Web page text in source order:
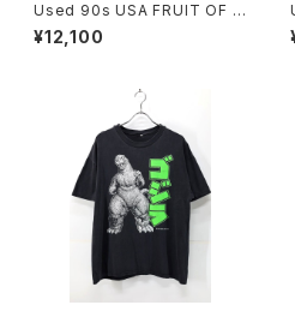
Used 90s USA FRUIT OF T
HE LOOM 6Cats Double Si
de Animal Graphic T-Shirt
¥12,100